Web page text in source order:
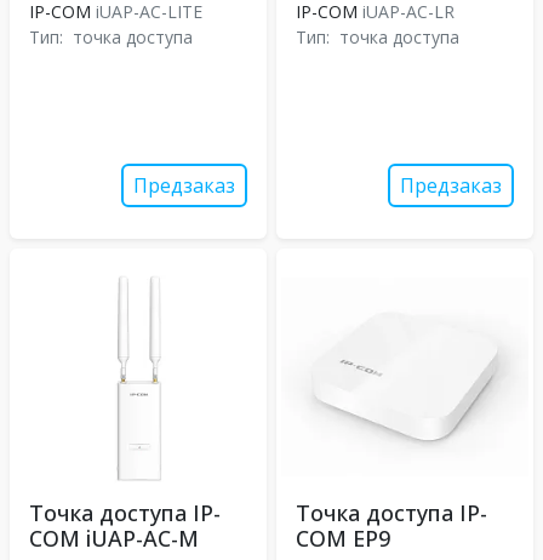
IP-COM iUAP-AC-LITE
Тип: точка доступа
Предзаказ
IP-COM iUAP-AC-LR
Тип: точка доступа
Предзаказ
Точка доступа IP-
COM iUAP-AC-M
Точка доступа IP-
COM EP9